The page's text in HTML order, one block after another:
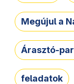
Megújul a
Árasztó-
feladatok